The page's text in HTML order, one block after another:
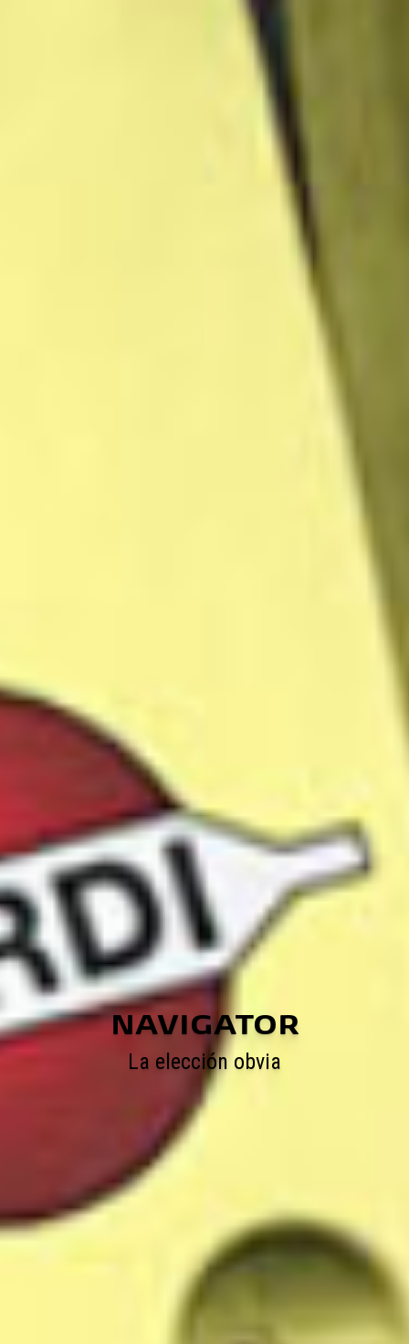
NAVIGATOR
La elección obvia